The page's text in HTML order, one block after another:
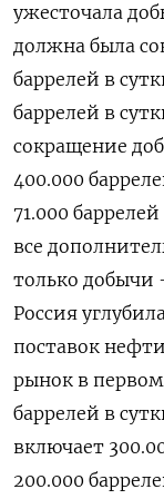
ужесточала
должна была
баррелей в
баррелей в
сокращение
400.000
71.000
все
только добычи
Россия
поставок
рынок в первом
баррелей в
включает
200.000